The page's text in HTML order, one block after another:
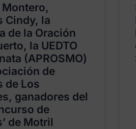
Cindy, la
de la Oración
la UEDTO
(APROSMO)
de
de Los
ganadores del
de
de Motril